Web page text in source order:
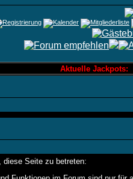
Aktuelle
diese Seite zu betreten: